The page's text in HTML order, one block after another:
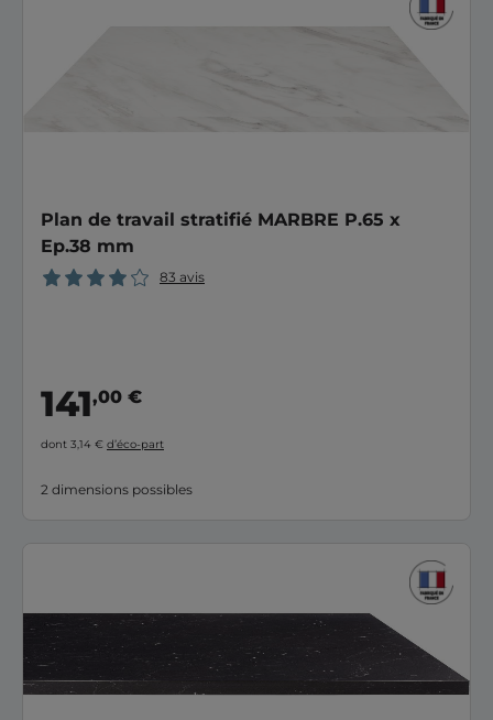
Plan de travail stratifié MARBRE P.65 x
Ep.38 mm
83 avis
141,00 €
dont 3,14 € d’éco-part
2 dimensions possibles